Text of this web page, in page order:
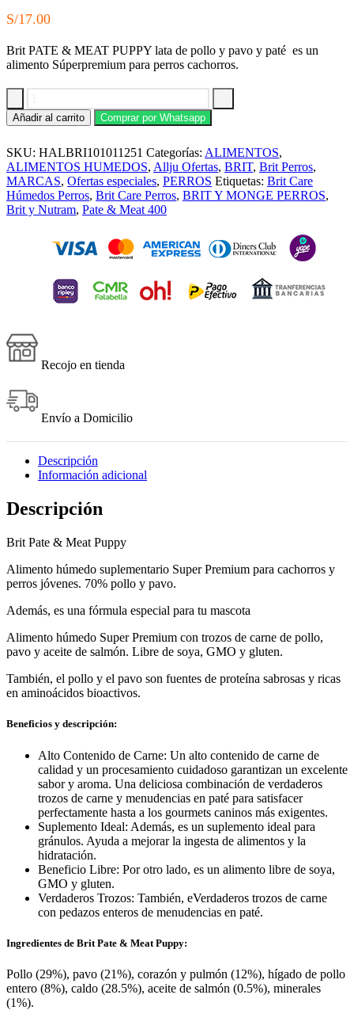
S/17.00
Brit PATE & MEAT PUPPY lata de pollo y pavo y paté es un
alimento Súperpremium para perros cachorros.
Brit
Pate
Meat
Puppy
400
gr
cantidad
Añadir al carrito Comprar por Whatsapp
SKU: HALBRI101011251 Categorías: ALIMENTOS,
ALIMENTOS HUMEDOS, Allju Ofertas, BRIT, Brit Perros,
MARCAS, Ofertas especiales, PERROS Etiquetas: Brit Care
Húmedos Perros, Brit Care Perros, BRIT Y MONGE PERROS,
Brit y Nutram, Pate & Meat 400
Recojo en tienda
Envío a Domicilio
Descripción
Información adicional
Descripción
Brit Pate & Meat Puppy
Alimento húmedo suplementario Super Premium para cachorros y
perros jóvenes. 70% pollo y pavo.
Además, es una fórmula especial para tu mascota
Alimento húmedo Super Premium con trozos de carne de pollo,
pavo y aceite de salmón. Libre de soya, GMO y gluten.
También, el pollo y el pavo son fuentes de proteína sabrosas y ricas
en aminoácidos bioactivos.
Beneficios y descripción:
Alto Contenido de Carne: Un alto contenido de carne de
calidad y un procesamiento cuidadoso garantizan un excelente
sabor y aroma. Una deliciosa combinación de verdaderos
trozos de carne y menudencias en paté para satisfacer
perfectamente hasta a los gourmets caninos más exigentes.
Suplemento Ideal: Además, es un suplemento ideal para
gránulos. Ayuda a mejorar la ingesta de alimentos y la
hidratación.
Beneficio Libre: Por otro lado, es un alimento libre de soya,
GMO y gluten.
Verdaderos Trozos: También, eVerdaderos trozos de carne
con pedazos enteros de menudencias en paté.
Ingredientes de Brit Pate & Meat Puppy:
Pollo (29%), pavo (21%), corazón y pulmón (12%), hígado de pollo
entero (8%), caldo (28.5%), aceite de salmón (0.5%), minerales
(1%).